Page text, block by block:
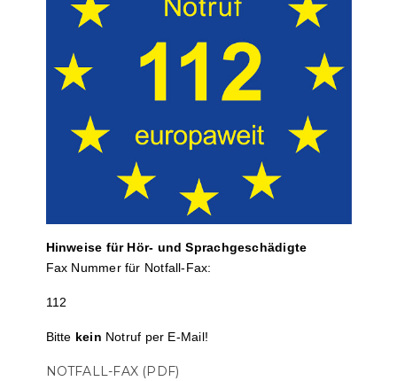
Hinweise für Hör- und Sprach­ge­schä­digte
Fax Nummer für Notfall-Fax:
112
Bitte kein Notruf per E-Mail!
NOTFALL-FAX (PDF)